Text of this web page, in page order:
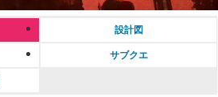
設計図
サブクエ